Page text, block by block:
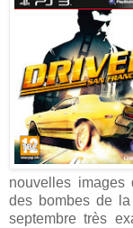
nouvelles
des bombes de
septembre très